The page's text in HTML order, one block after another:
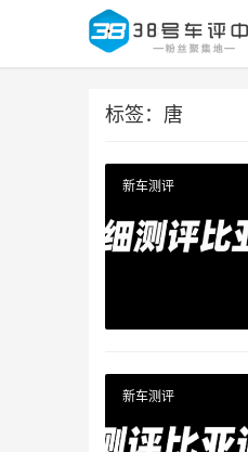
标签：唐
新车测评
新车测评